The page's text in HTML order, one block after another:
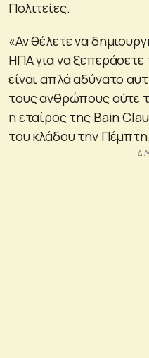
Πολιτείες.
«Αν θέλετε να
ΗΠΑ για να
είναι απλά αδύνατο
τους ανθρώπους ούτε
η εταίρος της Bain
του κλάδου την Πέμπτη.